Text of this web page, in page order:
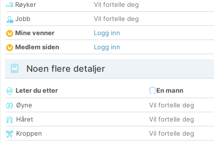
Røyker
Vil fortelle deg
Jobb
Vil fortelle deg
Mine venner
Logg inn
Medlem siden
Logg inn
Noen flere detaljer
Leter du etter
En mann
Øyne
Vil fortelle deg
Håret
Vil fortelle deg
Kroppen
Vil fortelle deg